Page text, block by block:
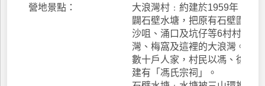
營地景點：
大浪灣村﹕約建於1959年，當
闢石壁水塘，把原有石壁圍、
沙咀、涌口及坑仔等6村村民，
灣、梅窩及這裡的大浪灣。現
數十戶人家，村民以馮、徐兩
建有「馮氏宗祠」。